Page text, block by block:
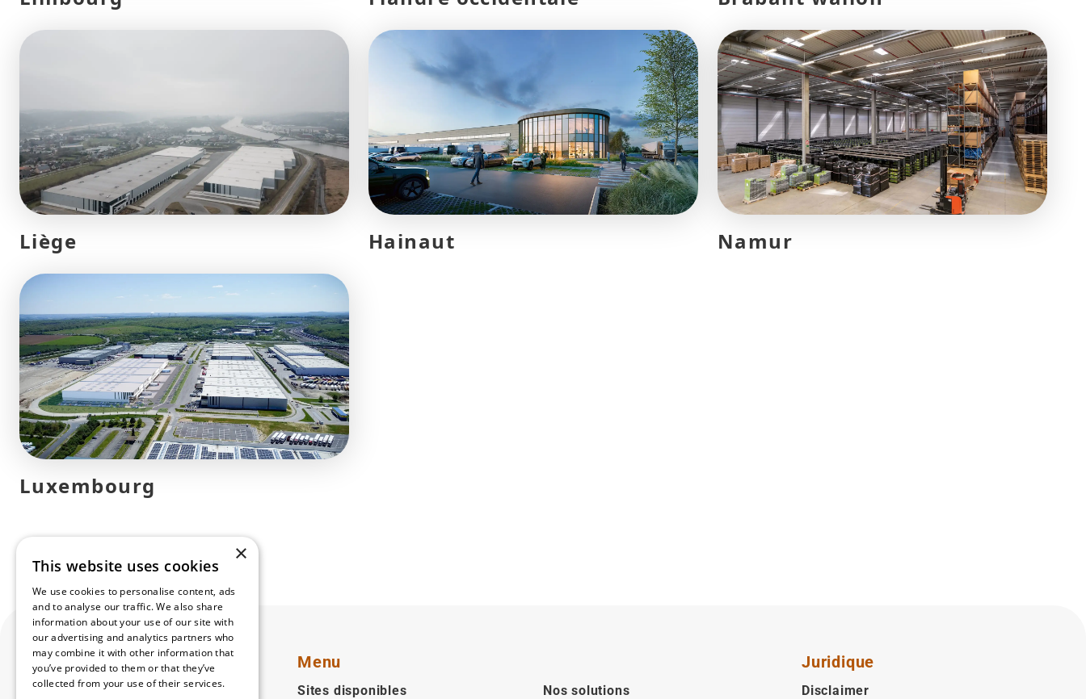
Liège Hainaut Namur
Luxembourg
Menu
Sites disponibles Nos solutions
Juridique
Disclaimer
×
This website uses cookies
We use cookies to personalise content, ads
and to analyse our traffic. We also share
information about your use of our site with
our advertising and analytics partners who
may combine it with other information that
you’ve provided to them or that they’ve
collected from your use of their services.